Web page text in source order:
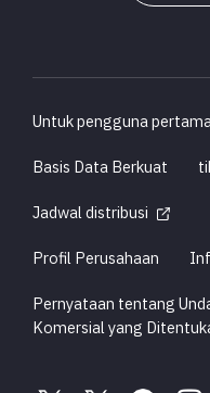
Untuk pengguna
Basis Data Berkuat
Jadwal distribusi
Profil Perusahaan
Pernyataan tentang
Komersial yang